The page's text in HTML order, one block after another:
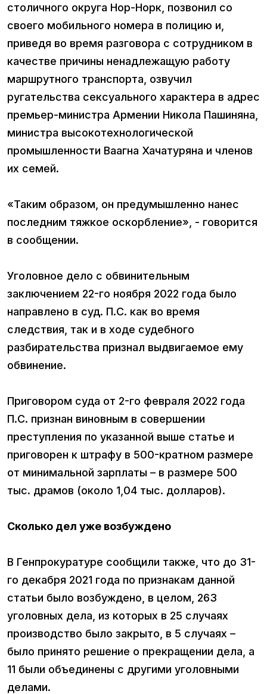
столичного округа Нор-Норк, позвонил со
своего мобильного номера в полицию и,
приведя во время разговора с сотрудником в
качестве причины ненадлежащую работу
маршрутного транспорта, озвучил
ругательства сексуального характера в адрес
премьер-министра Армении Никола Пашиняна,
министра высокотехнологической
промышленности Ваагна Хачатуряна и членов
их семей.
«Таким образом, он предумышленно нанес
последним тяжкое оскорбление», - говорится
в сообщении.
Уголовное дело с обвинительным
заключением 22-го ноября 2022 года было
направлено в суд. П.С. как во время
следствия, так и в ходе судебного
разбирательства признал выдвигаемое ему
обвинение.
Приговором суда от 2-го февраля 2022 года
П.С. признан виновным в совершении
преступления по указанной выше статье и
приговорен к штрафу в 500-кратном размере
от минимальной зарплаты – в размере 500
тыс. драмов (около 1,04 тыс. долларов).
Сколько дел уже возбуждено
В Генпрокуратуре сообщили также, что до 31-
го декабря 2021 года по признакам данной
статьи было возбуждено, в целом, 263
уголовных дела, из которых в 25 случаях
производство было закрыто, в 5 случаях –
было принято решение о прекращении дела, а
11 были объединены с другими уголовными
делами.